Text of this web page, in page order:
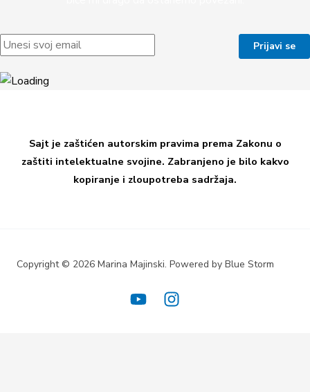
Sajt je zaštićen autorskim pravima prema Zakonu o
zaštiti intelektualne svojine. Zabranjeno je bilo kakvo
kopiranje i zloupotreba sadržaja.
Copyright © 2026 Marina Majinski. Powered by Blue Storm